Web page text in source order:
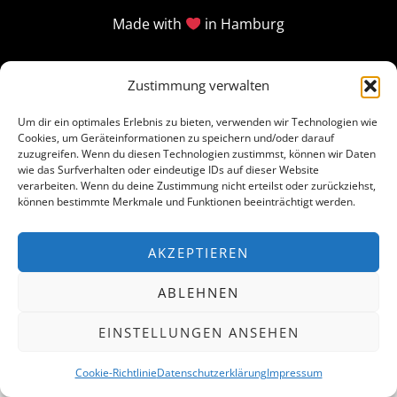
Zustimmung verwalten
Um dir ein optimales Erlebnis zu bieten, verwenden wir Technologien wie
Cookies, um Geräteinformationen zu speichern und/oder darauf
zuzugreifen. Wenn du diesen Technologien zustimmst, können wir Daten
wie das Surfverhalten oder eindeutige IDs auf dieser Website
verarbeiten. Wenn du deine Zustimmung nicht erteilst oder zurückziehst,
können bestimmte Merkmale und Funktionen beeinträchtigt werden.
AKZEPTIEREN
ABLEHNEN
EINSTELLUNGEN ANSEHEN
Cookie-RichtlinieDatenschutzerklärungImpressum
Made with in Hamburg